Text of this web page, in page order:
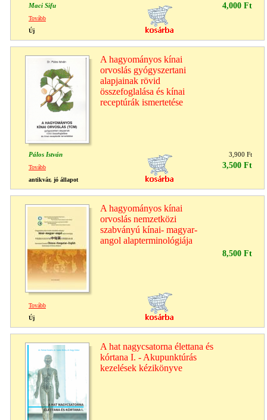
Maci Sifu 4,000 Ft
Tovább
Új
A hagyományos kínai
orvoslás gyógyszertani
alapjainak rövid
összefoglalása és kínai
receptúrák ismertetése
Pálos István 3,900 Ft
3,500 Ft
Tovább
antikvár, jó állapot
A hagyományos kínai
orvoslás nemzetközi
szabványú kínai- magyar-
angol alapterminológiája
8,500 Ft
Tovább
Új
A hat nagycsatorna élettana és
kórtana I. - Akupunktúrás
kezelések kézikönyve